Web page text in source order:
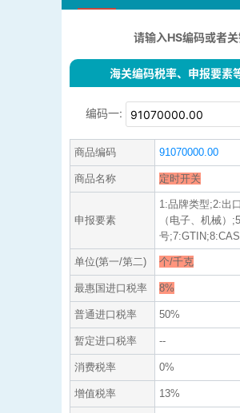
请输入HS编码或者
海关编码税率、申报要素
编码一:
商品编码 91070000.00
商品名称 定时开关
申报要素
1:品牌类型;2:出
（电子、机械）
号
单位(第一/第二) 个/千克
最惠国进口税率 8%
普通进口税率 50%
暂定进口税率 --
消费税率 0%
增值税率 13%